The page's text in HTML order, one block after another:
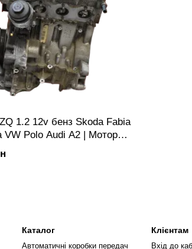
1.2 12v бенз Skoda Fabia
VW Polo Audi A2 | Мотор
Каталог
Автоматичні коробки передач
Клієнтам
Вхід до